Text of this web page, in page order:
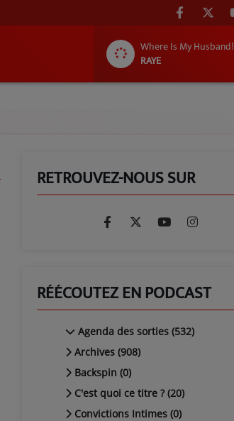
Where Is My Husband!
RAYE
RETROUVEZ-NOUS SUR
RÉÉCOUTEZ EN PODCAST
Agenda des sorties (532)
Archives (908)
Backspin (0)
C'est quoi ce titre ? (20)
Convictions Intimes (0)